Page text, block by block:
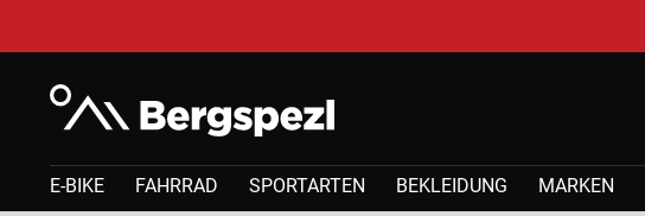
E-BIKE FAHRRAD SPORTARTEN BEKLEIDUNG MARKEN